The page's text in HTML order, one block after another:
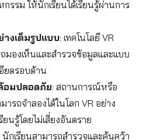
รรม ให้นักเรียนได้เรียนรู้ผ่านการ
งเต็มรูปแบบ: เทคโนโลยี VR
มองเห็นและสำรวจข้อมูลและแบบ
ยดรอบด้าน
อมปลอดภัย: สถานการณ์หรือ
รถจำลองได้ในโลก VR อย่าง
นรู้โดยไม่เสี่ยงอันตราย
นักเรียนสามารถสำรวจและค้นคว้า